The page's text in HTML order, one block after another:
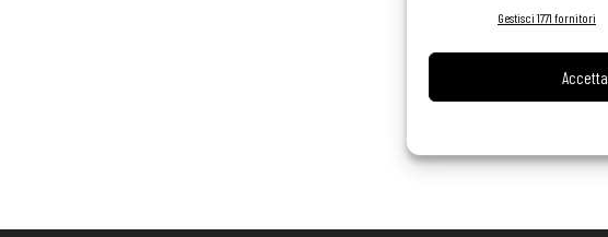
Gestisci 1771 fornitori
Accetta